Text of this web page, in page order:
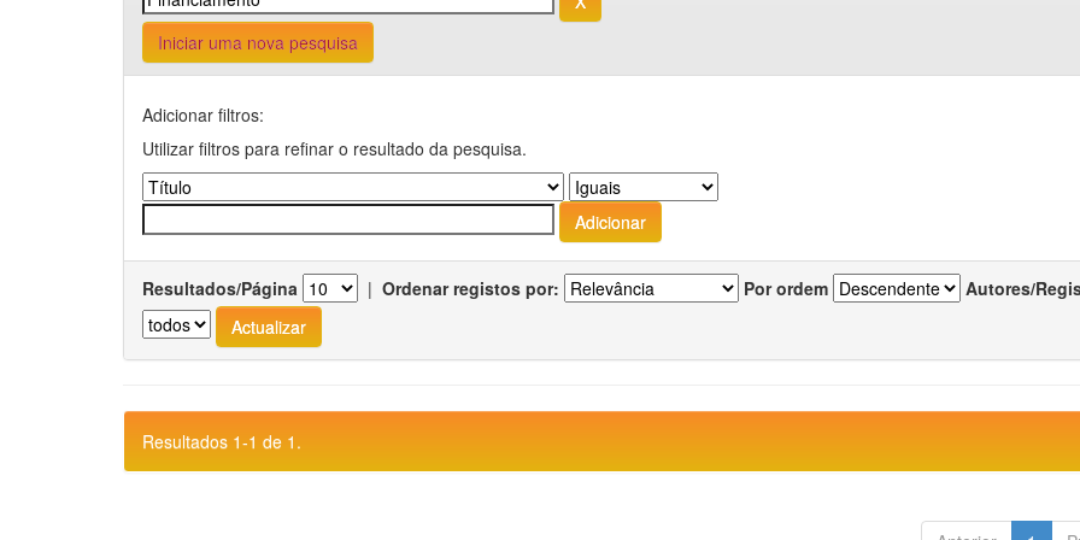
Iniciar uma nova pesquisa
Adicionar filtros:
Utilizar filtros para refinar o resultado da pesquisa.
Resultados/Página | Ordenar registos por: Por ordem Autores/
Resultados 1-1 de 1.